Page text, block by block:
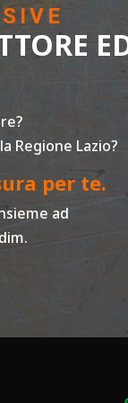
Regione Lazio?
per te.
ad